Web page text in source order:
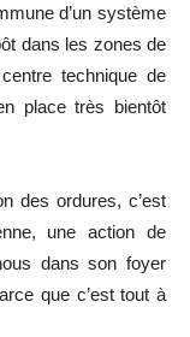
d’un système
dans les zones de
technique de
place très bientôt
des ordures, c’est
une action de
dans son foyer
que c’est tout à